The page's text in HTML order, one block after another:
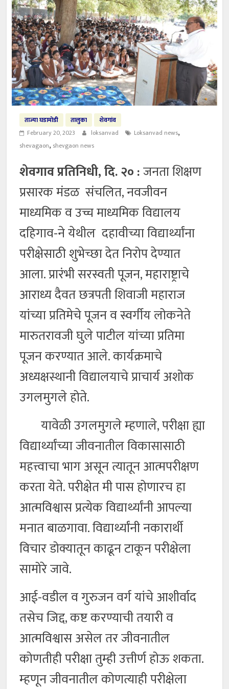
ताज्या घडामोडी तालुका
शेवगांव
February 20, 2023
loksanvad Loksanvad news,
shevagaon, shevgaon news
शेवगाव प्रतिनिधी, दि. २० :जनता शिक्षण
प्रसारक मंडळ संचलित, नवजीवन
माध्यमिक व उच्च माध्यमिक विद्यालय
दहिगाव-ने येथील दहावीच्या विद्यार्थ्यांना
परीक्षेसाठी शुभेच्छा देत निरोप देण्यात
आला. प्रारंभी सरस्वती पूजन, महाराष्ट्राचे
आराध्य दैवत छत्रपती शिवाजी महाराज
यांच्या प्रतिमेचे पूजन व स्वर्गीय लोकनेते
मारुतरावजी घुले पाटील यांच्या प्रतिमा
पूजन करण्यात आले. कार्यक्रमाचे
अध्यक्षस्थानी विद्यालयाचे प्राचार्य अशोक
उगलमुगले होते.
यावेळी उगलमुगले म्हणाले, परीक्षा ह्या
विद्यार्थ्यांच्या जीवनातील विकासासाठी
महत्त्वाचा भाग असून त्यातून आत्मपरीक्षण
करता येते. परीक्षेत मी पास होणारच हा
आत्मविश्वास प्रत्येक विद्यार्थ्यांनी आपल्या
मनात बाळगावा. विद्यार्थ्यांनी नकारार्थी
विचार डोक्यातून काढून टाकून परीक्षेला
सामोरे जावे.
आई-वडील व गुरुजन वर्ग यांचे आशीर्वाद
तसेच जिद्द, कष्ट करण्याची तयारी व
आत्मविश्वास असेल तर जीवनातील
कोणतीही परीक्षा तुम्ही उत्तीर्ण होऊ शकता.
म्हणून जीवनातील कोणत्याही परीक्षेला